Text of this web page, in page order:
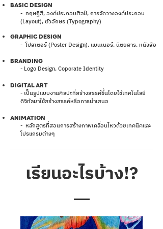
BASIC DESIGN
GRAPHIC DESIGN
- ทฤษฎีสี, องค์ประกอบศิลป์, การจัดวางองค์ประกอบ
(Layout), ตัวอักษร (Typography)
BRANDING
- โปสเตอร์ (Poster Design), แบนเนอร์, นิตยสาร, หนังสือ
- Logo Design, Coporate Identity
DIGITAL ART
- เป็นรูปแบบงานศิลปะที่สร้างสรรค์ขึ้นโดยใช้เทคโนโลยี
ดิจิทัลมาใช้สร้างสรรค์หรือการนำเสนอ
ANIMATION
- หลักสูตรที่สอนการสร้างภาพเคลื่อนไหวด้วยเทคนิคและ
โปรแกรมต่างๆ
เรียนอะไรบ้าง!?